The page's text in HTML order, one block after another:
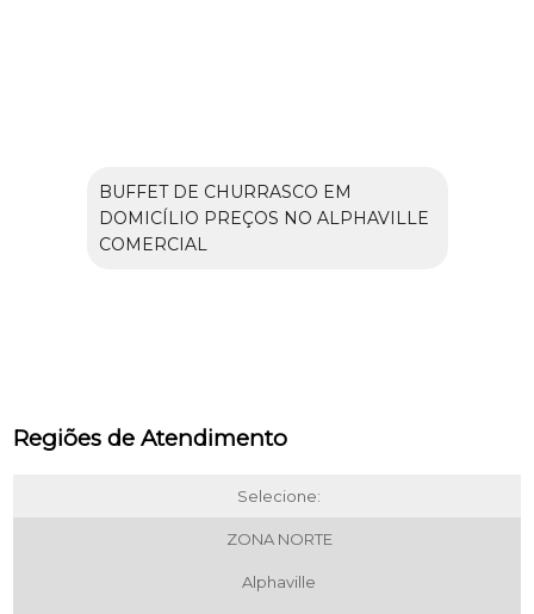
BUFFET DE CHURRASCO EM
DOMICÍLIO PREÇOS NO ALPHAVILLE
COMERCIAL
Regiões de Atendimento
Selecione:
ZONA NORTE
Alphaville